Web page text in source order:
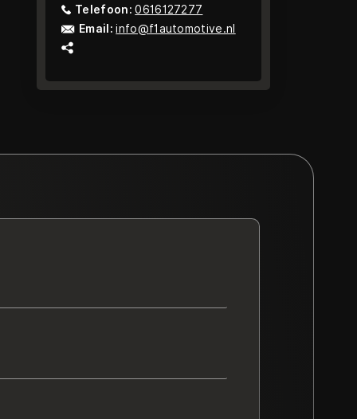
Telefoon:0616127277
Email:info@f1automotive.nl